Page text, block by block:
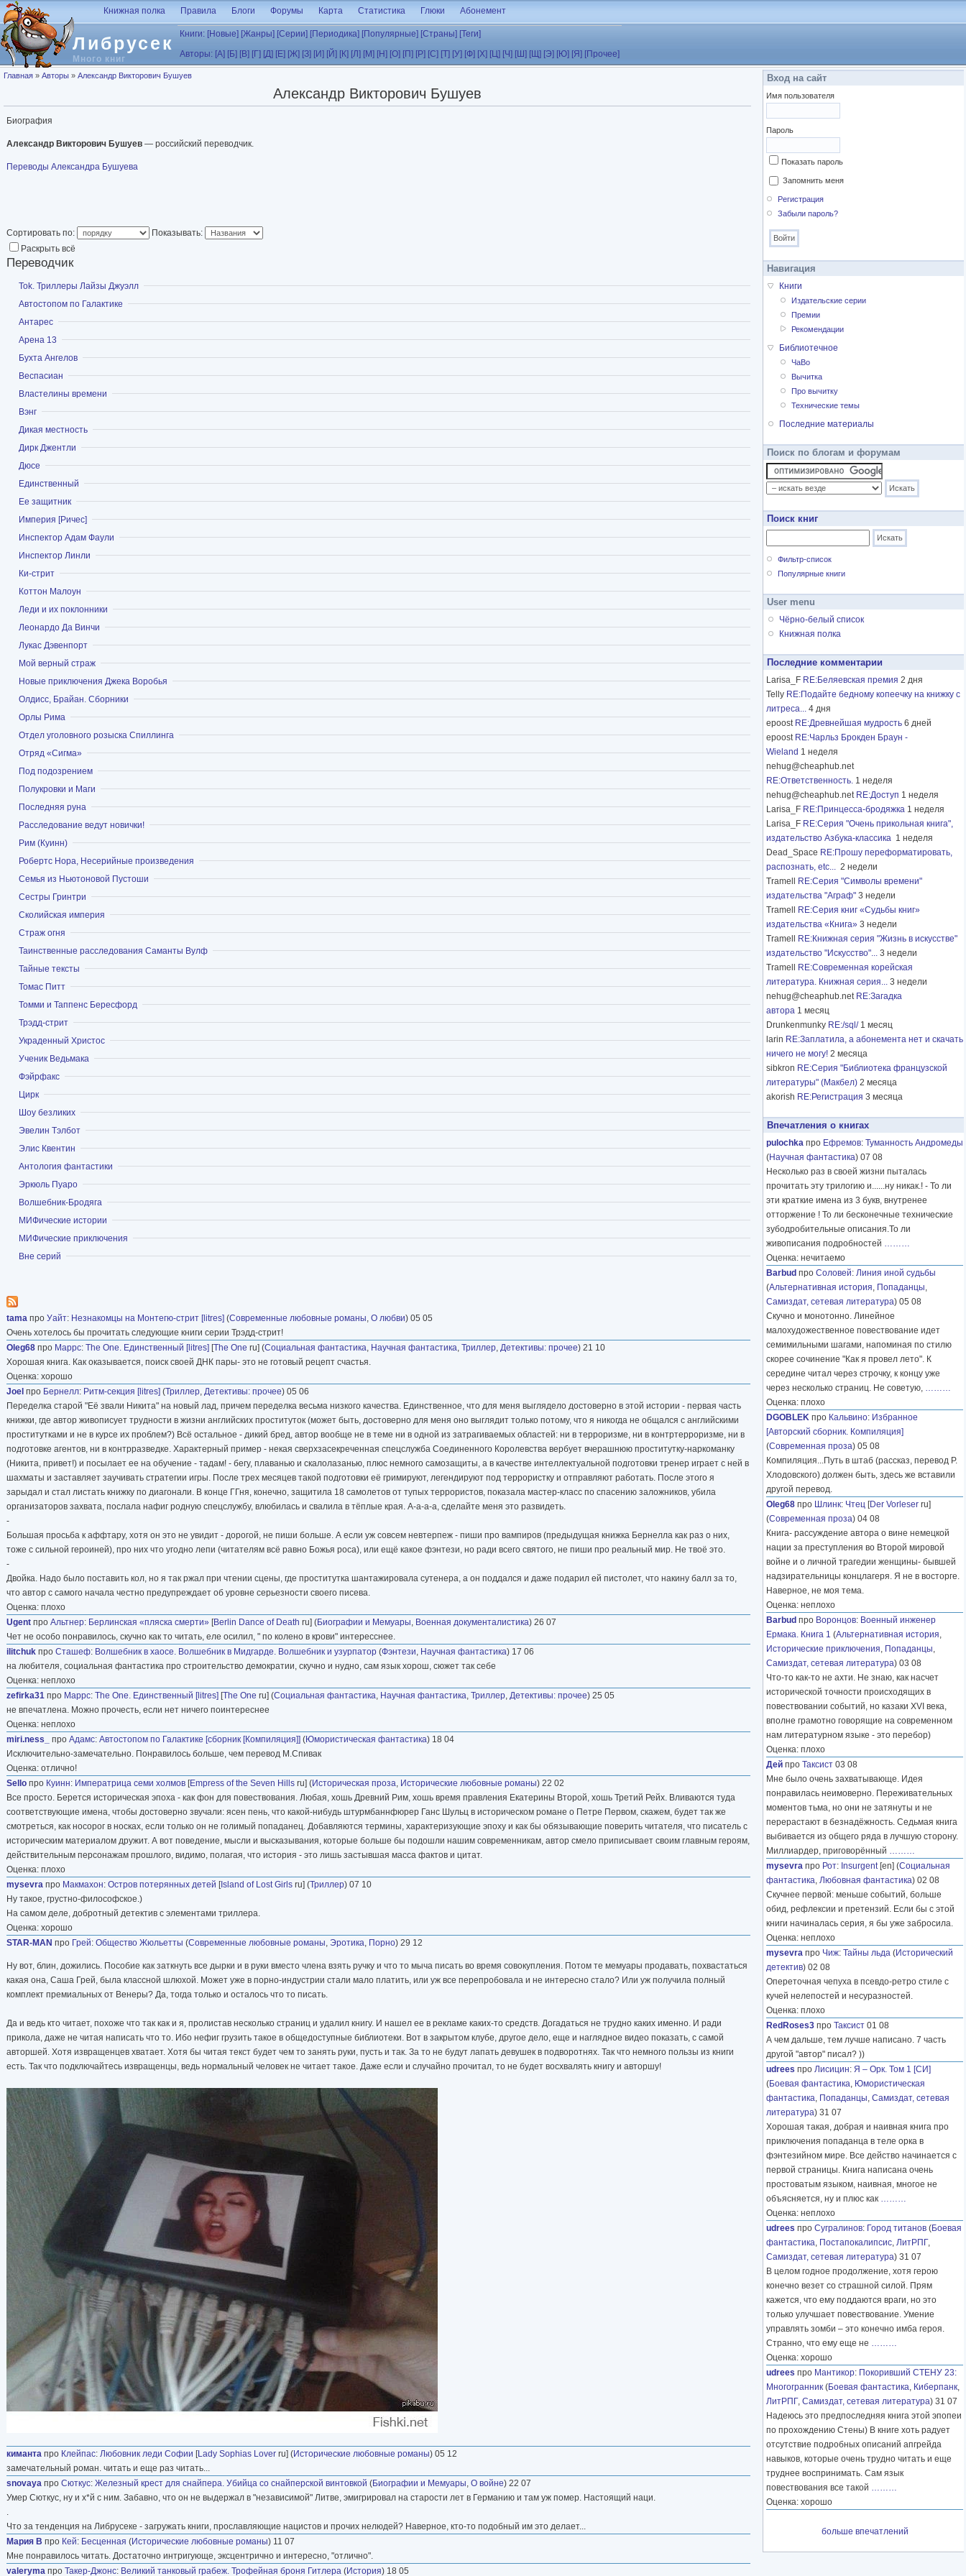
Перейти к основному содержанию
Либрусек
Много книг
Книжная полка Правила Блоги Форумы Карта Статистика Глюки Абонемент
Книги: [Новые] [Жанры] [Серии] [Периодика] [Популярные] [Страны] [Теги]
Авторы: [А] [Б] [В] [Г] [Д] [Е] [Ж] [З] [И] [Й] [К] [Л] [М] [Н] [О] [П] [Р] [С] [Т] [У] [Ф] [Х] [Ц] [Ч] [Ш] [Щ] [Э] [Ю] [Я] [Прочее]
Вы здесь
Главная » Авторы » Александр Викторович Бушуев
Александр Викторович Бушуев
Биография
Александр Викторович Бушуев — российский переводчик.
Переводы Александра Бушуева
Сортировать по:
Показывать:
Раскрыть всё
Переводчик
Показать
Tok. Триллеры Лайзы Джуэлл
Показать
Автостопом по Галактике
Показать
Антарес
Показать
Арена 13
Показать
Бухта Ангелов
Показать
Веспасиан
Показать
Властелины времени
Показать
Вэнг
Показать
Дикая местность
Показать
Дирк Джентли
Показать
Дюсе
Показать
Единственный
Показать
Ее защитник
Показать
Империя [Ричес]
Показать
Инспектор Адам Фаули
Показать
Инспектор Линли
Показать
Ки-стрит
Показать
Коттон Малоун
Показать
Леди и их поклонники
Показать
Леонардо Да Винчи
Показать
Лукас Дэвенпорт
Показать
Мой верный страж
Показать
Новые приключения Джека Воробья
Показать
Олдисс, Брайан. Сборники
Показать
Орлы Рима
Показать
Отдел уголовного розыска Спиллинга
Показать
Отряд «Сигма»
Показать
Под подозрением
Показать
Полукровки и Маги
Показать
Последняя руна
Показать
Расследование ведут новички!
Показать
Рим (Куинн)
Показать
Робертс Нора, Несерийные произведения
Показать
Семья из Ньютоновой Пустоши
Показать
Сестры Гринтри
Показать
Сколийская империя
Показать
Страж огня
Показать
Таинственные расследования Саманты Вулф
Показать
Тайные тексты
Показать
Томас Питт
Показать
Томми и Таппенс Бересфорд
Показать
Трэдд-стрит
Показать
Украденный Христос
Показать
Ученик Ведьмака
Показать
Фэйрфакс
Показать
Цирк
Показать
Шоу безликих
Показать
Эвелин Тэлбот
Показать
Элис Квентин
Показать
Антология фантастики
Показать
Эркюль Пуаро
Показать
Волшебник-Бродяга
Показать
МИФические истории
Показать
МИФические приключения
Показать
Вне серий
tama про Уайт: Незнакомцы на Монтегю-стрит [litres] (Современные любовные романы, О любви) 05 05
Очень хотелось бы прочитать следующие книги серии Трэдд-стрит!
Oleg68 про Маррс: The One. Единственный [litres] [The One ru] (Социальная фантастика, Научная фантастика, Триллер, Детективы: прочее) 21 10
Хорошая книга. Как оказывается, поиск своей ДНК пары- это не готовый рецепт счастья.
Оценка: хорошо
Joel про Бернелл: Ритм-секция [litres] (Триллер, Детективы: прочее) 05 06
Переделка старой "Её звали Никита" на новый лад, причем переделка весьма низкого качества. Единственное, что для меня выглядело достоверно в этой истории - первая часть
книжки, где автор живописует трудности в жизни английских проституток (может быть, достоверно для меня оно выглядит только потому, что я никогда не общался с английскими
проститутками и не в курсе их проблем?) Всё остальное - дикий бред, автор вообще не в теме ни в одной из затрагиваемых областей: ни в терроризме, ни в контртерроризме, ни в
подготовке агентов, ни в контрразведке. Характерный пример - некая сверхзасекреченная спецслужба Соединенного Королевства вербует вчерашнюю проститутку-наркоманку
(Никита, привет!) и посылает ее на обучение - тадам! - бегу, плаванью и скалолазанью, плюс немного самозащиты, а в качестве интеллектуальной подготовки тренер играет с ней в
шахматы и заставляет заучивать стратегии игры. После трех месяцев такой подготовки её гримируют, легендируют под террористку и отправляют работать. После этого я
зарыдал и стал листать книжку по диагонали. В конце ГГня, конечно, защитила 18 самолетов от тупых террористов, показала мастер-класс по спасению заложников, убила
организаторов захвата, послала нафиг родную спецслужбу, влюбилась и свалила в тёплые края. А-а-а-а, сделайте меня это развидеть.
-
Большая просьба к аффтару, хотя он это не увидит - дорогой, не пиши больше. А если уж совсем невтерпеж - пиши про вампиров (предыдущая книжка Бернелла как раз о них,
тоже с сильной героиней), про них что угодно лепи (читателям всё равно Божья роса), или ещё какое фэнтези, но ради всего святого, не пиши про реальный мир. Не твоё это.
-
Двойка. Надо было поставить кол, но я так ржал при чтении сцены, где проститутка шантажировала сутенера, а он поддался и даже подарил ей пистолет, что накину балл за то,
что автор с самого начала честно предупреждает об уровне серьезности своего писева.
Оценка: плохо
Ugent про Альтнер: Берлинская «пляска смерти» [Berlin Dance of Death ru] (Биографии и Мемуары, Военная документалистика) 26 07
Чет не особо понравилось, скучно как то читать, еле осилил, " по колено в крови" интересснее.
ilitchuk про Сташеф: Волшебник в хаосе. Волшебник в Мидгарде. Волшебник и узурпатор (Фэнтези, Научная фантастика) 17 06
на любителя, социальная фантастика про строительство демократии, скучно и нудно, сам язык хорош, сюжет так себе
Оценка: неплохо
zefirka31 про Маррс: The One. Единственный [litres] [The One ru] (Социальная фантастика, Научная фантастика, Триллер, Детективы: прочее) 25 05
не впечатлена. Можно прочесть, если нет ничего поинтереснее
Оценка: неплохо
miri.ness_
про Адамс: Автостопом по Галактике [сборник [Компиляция]] (Юмористическая фантастика) 18 04
Исключительно-замечательно. Понравилось больше, чем перевод М.Спивак
Оценка: отлично!
Sello про Куинн: Императрица семи холмов [Empress of the Seven Hills ru] (Историческая проза, Исторические любовные романы) 22 02
Все просто. Берется историческая эпоха - как фон для повествования. Любая, хошь Древний Рим, хошь время правления Екатерины Второй, хошь Третий Рейх. Вливаются туда
соответствующие имена, чтобы достоверно звучали: ясен пень, что какой-нибудь штурмбаннфюрер Ганс Шульц в историческом романе о Петре Первом, скажем, будет так же
смотреться, как носорог в носках, если только он не голимый попаданец. Добавляются термины, характеризующие эпоху и как бы обязывающие поверить читателя, что писатель с
историческим материалом дружит. А вот поведение, мысли и высказывания, которые больше бы подошли нашим современникам, автор смело приписывает своим главным героям,
действительным персонажам прошлого, видимо, полагая, что история - это лишь застывшая масса фактов и цитат.
Оценка: плохо
mysevra про Макмахон: Остров потерянных детей [Island of Lost Girls ru] (Триллер) 07 10
Ну такое, грустно-философское.)
На самом деле, добротный детектив с элементами триллера.
Оценка: хорошо
STAR-MAN про Грей: Общество Жюльетты (Современные любовные романы, Эротика, Порно) 29 12
Ну вот, блин, дожились. Пособие как заткнуть все дырки и в руки вместо члена взять ручку и что то мыча писать во время совокупления. Потом те мемуары продавать, похвастаться
какая она, Саша Грей, была классной шлюхой. Может уже в порно-индустрии стали мало платить, или уж все перепробовала и не интересно стало? Или уж получила полный
комплект премиальных от Венеры? Да, тогда только и осталось что то писать.
Да и ведь кто читает, похоже что так как и я, пролистав несколько страниц и удалил книгу. И нашел ее в рекламе каких-то средств. Догадаться не трудно каких именно. И ради
прикола, даже не читая написать что то. Ибо нефиг грузить такое в общедоступные библиотеки. Вот в закрытом клубе, другое дело, еще и наглядное видео показать, с самой
авторшей. Хотя извращенцев хватает. Хотя бы читая текст будет чем то занять руки, пусть и так. За то не будут лапать девушек в подворотнях. Так что немного пользы из книги
есть. Так что подключайтесь извращенцы, ведь нормальный человек не читает такое. Даже если и случайно прочитал, то не будет восхвалять книгу и авторшу!
киманта про Клейпас: Любовник леди Софии [Lady Sophias Lover ru] (Исторические любовные романы) 05 12
замечательный роман. читать и еще раз читать...
snovaya про Сюткус: Железный крест для снайпера. Убийца со снайперской винтовкой (Биографии и Мемуары, О войне) 22 07
Умер Сюткус, ну и х*й с ним. Забавно, что он не выдержал в "независимой" Литве, эмигрировал на старости лет в Германию и там уж помер. Настоящий наци.
.
Что за тенденция на Либрусеке - загружать книги, прославляющие нацистов и прочих нелюдей? Наверное, кто-то подобный им это делает...
Мария В про Кей: Бесценная (Исторические любовные романы) 11 07
Мне понравилось читать. Достаточно интригующе, эксцентрично и интересно, "отлично".
valeryma про Такер-Джонс: Великий танковый грабеж. Трофейная броня Гитлера (История) 18 05
Вход на сайт
Имя пользователя
Пароль
Показать пароль
Запомнить меня
Регистрация
Забыли пароль?
Навигация
Книги
Издательские серии
Премии
Рекомендации
Библиотечное
ЧаВо
Вычитка
Про вычитку
Технические темы
Последние материалы
Поиск по блогам и форумам
Поиск книг
Фильтр-список
Популярные книги
User menu
Чёрно-белый список
Книжная полка
Последние комментарии
Larisa_F RE:Беляевская премия 2 дня
Telly RE:Подайте бедному копеечку на книжку с
литреса... 4 дня
epoost RE:Древнейшая мудрость 6 дней
epoost RE:Чарльз Брокден Браун -
Wieland 1 неделя
nehug@cheaphub.net
RE:Ответственность. 1 неделя
nehug@cheaphub.net RE:Доступ 1 неделя
Larisa_F RE:Принцесса-бродяжка 1 неделя
Larisa_F RE:Серия "Очень прикольная книга",
издательство Азбука-классика 1 неделя
Dead_Space RE:Прошу переформатировать,
распознать, etc... 2 недели
Tramell
RE:Серия "Символы времени"
издательства "Аграф" 3 недели
Tramell
RE:Серия книг «Судьбы книг»
издательства «Книга» 3 недели
Tramell
RE:Книжная серия "Жизнь в искусстве"
издательство "Искусство"... 3 недели
Tramell
RE:Современная корейская
литература. Книжная серия... 3 недели
nehug@cheaphub.net RE:Загадка
автора 1 месяц
Drunkenmunky RE:/sql/ 1 месяц
larin RE:Заплатила, а абонемента нет и скачать
ничего не могу! 2 месяца
sibkron RE:Серия "Библиотека французской
литературы" (Макбел) 2 месяца
akorish RE:Регистрация 3 месяца
Впечатления о книгах
pulochka про Ефремов: Туманность Андромеды
(Научная фантастика) 07 08
Несколько раз в своей жизни пыталась
прочитать эту трилогию и......ну никак.! - То ли
эти краткие имена из 3 букв, внутренее
отторжение ! То ли бесконечные технические
зубодробительные описания.То ли
живописания подробностей ………
Оценка: нечитаемо
Barbud про Соловей: Линия иной судьбы
(Альтернативная история, Попаданцы,
Самиздат, сетевая литература) 05 08
Скучно и монотонно. Линейное
малохудожественное повествование идет
семимильными шагами, напоминая по стилю
скорее сочинение "Как я провел лето". К
середине читал через строчку, к концу уже
через несколько страниц. Не советую, ………
Оценка: плохо
DGOBLEK про Кальвино: Избранное
[Авторский сборник. Компиляция]
(Современная проза) 05 08
Компиляция...Путь в штаб (рассказ, перевод Р.
Хлодовского) должен быть, здесь же вставили
другой перевод.
Oleg68 про Шлинк: Чтец [Der Vorleser ru]
(Современная проза) 04 08
Книга- рассуждение автора о вине немецкой
нации за преступления во Второй мировой
войне и о личной трагедии женщины- бывшей
надзирательницы концлагеря. Я не в восторге.
Наверное, не моя тема.
Оценка: неплохо
Barbud про Воронцов: Военный инженер
Ермака. Книга 1 (Альтернативная история,
Исторические приключения, Попаданцы,
Самиздат, сетевая литература) 03 08
Что-то как-то не ахти. Не знаю, как насчет
исторической точности происходящих в
повествовании событий, но казаки XVI века,
вполне грамотно говорящие на современном
нам литературном языке - это перебор)
Оценка: плохо
Дей про Таксист 03 08
Мне было очень захватывающе. Идея
понравилась неимоверно. Переживательных
моментов тьма, но они не затянуты и не
перерастают в безнадёжность. Седьмая книга
выбивается из общего ряда в лучшую сторону.
Миллиардер, приговорённый ………
mysevra про Рот: Insurgent[en] (Социальная
фантастика, Любовная фантастика) 02 08
Скучнее первой: меньше событий, больше
обид, рефлексии и претензий. Если бы с этой
книги начиналась серия, я бы уже забросила.
Оценка: неплохо
mysevra про Чиж: Тайны льда (Исторический
детектив) 02 08
Опереточная чепуха в псевдо-ретро стиле с
кучей нелепостей и несуразностей.
Оценка: плохо
RedRoses3 про Таксист 01 08
А чем дальше, тем лучше написано. 7 часть
другой "автор" писал? ))
udrees про Лисицин: Я – Орк. Том 1 [СИ]
(Боевая фантастика, Юмористическая
фантастика, Попаданцы, Самиздат, сетевая
литература) 31 07
Хорошая такая, добрая и наивная книга про
приключения попаданца в теле орка в
фэнтезийном мире. Все действо начинается с
первой страницы. Книга написана очень
простоватым языком, наивная, многое не
объясняется, ну и плюс как ………
Оценка: неплохо
udrees про Сугралинов: Город титанов (Боевая
фантастика, Постапокалипсис, ЛитРПГ,
Самиздат, сетевая литература) 31 07
В целом годное продолжение, хотя герою
конечно везет со страшной силой. Прям
кажется, что ему поддаются враги, но это
только улучшает повествование. Умение
управлять зомби – это конечно имба героя.
Странно, что ему еще не ………
Оценка: хорошо
udrees про Мантикор: Покоривший СТЕНУ 23:
Многогранник (Боевая фантастика, Киберпанк,
ЛитРПГ, Самиздат, сетевая литература) 31 07
Надеюсь это предпоследняя книга этой эпопеи
по прохождению Стены) В книге хоть радует
отсутствие подробных описаний апгрейда
навыков, которые очень трудно читать и еще
труднее воспринимать. Сам язык
повествования все такой ………
Оценка: хорошо
больше впечатлений